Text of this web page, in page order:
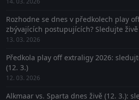
Rozhodne se dnes v předkolech play
zbývajících postupujících? Sledujte živě
13. 03. 2026
Předkola play off extraligy 2026:
(12. 3.)
12. 03. 2026
Alkmaar vs. Sparta dnes živě (12. 3.):